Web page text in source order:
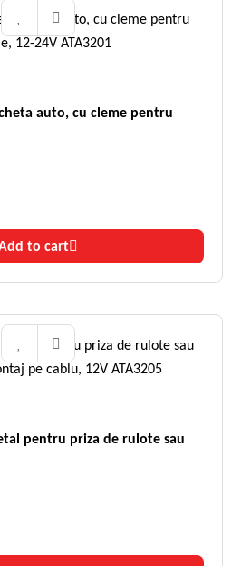
auto, cu cleme pentru
to cart
pentru priza de rulote sau